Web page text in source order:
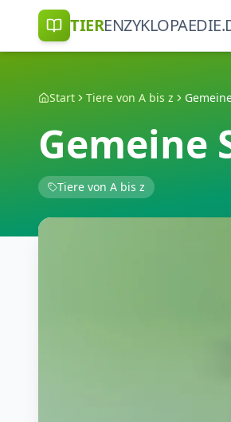
TIER
Start Tiere von A bis z
Gemeine
Tiere von A bis z